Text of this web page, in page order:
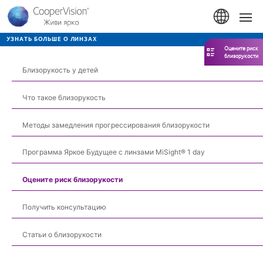
Перейти
основному
содержанию
УЗНАТЬ БОЛЬШЕ О ЛИНЗАХ
Оцените риск
близорукости
Близорукость у детей
Что такое близорукость
Методы замедления прогрессирования близорукости
Программа Яркое Будущее с линзами MiSight® 1 day
Оцените риск близорукости
Получить консультацию
Статьи о близорукости